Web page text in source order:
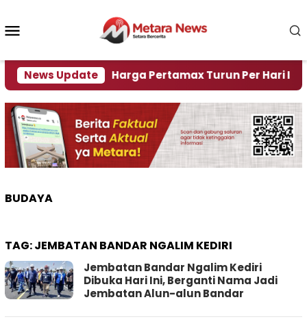
konten
News Update
Air Harga Pertamax Turun Per Hari Ini,
BUDAYA
TAG:JEMBATAN BANDAR NGALIM KEDIRI
Jembatan Bandar Ngalim Kediri
Dibuka Hari Ini, Berganti Nama Jadi
Jembatan Alun-alun Bandar